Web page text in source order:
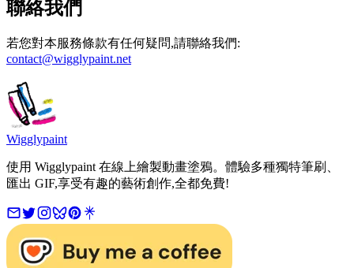
聯絡我們
若您對本服務條款有任何疑問,請聯絡我們:
contact@wigglypaint.net
Wigglypaint
使用 Wigglypaint 在線上繪製動畫塗鴉。體驗多種獨特筆刷、
匯出 GIF,享受有趣的藝術創作,全都免費!